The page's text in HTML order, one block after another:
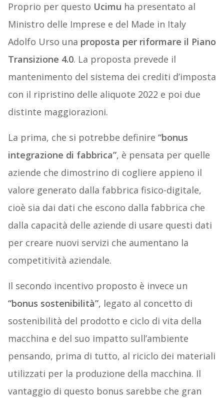
Proprio per questo Ucimu ha presentato al
Ministro delle Imprese e del Made in Italy
Adolfo Urso una proposta per riformare il Piano
Transizione 4.0. La proposta prevede il
mantenimento del sistema dei crediti d’imposta
con il ripristino delle aliquote 2022 e poi due
distinte maggiorazioni.
La prima, che si potrebbe definire “bonus
integrazione di fabbrica”, è pensata per quelle
aziende che dimostrino di cogliere appieno il
valore generato dalla fabbrica fisico-digitale,
cioè sia dai dati che escono dalla fabbrica che
dalla capacità delle aziende di usare questi dati
per creare nuovi servizi che aumentano la
competitività aziendale.
Il secondo incentivo proposto è invece un
“bonus sostenibilità”, legato al concetto di
sostenibilità del prodotto e ciclo di vita della
macchina e del suo impatto sull’ambiente
pensando, prima di tutto, al riciclo dei materiali
utilizzati per la produzione della macchina. Il
vantaggio di questo bonus sarebbe che gran